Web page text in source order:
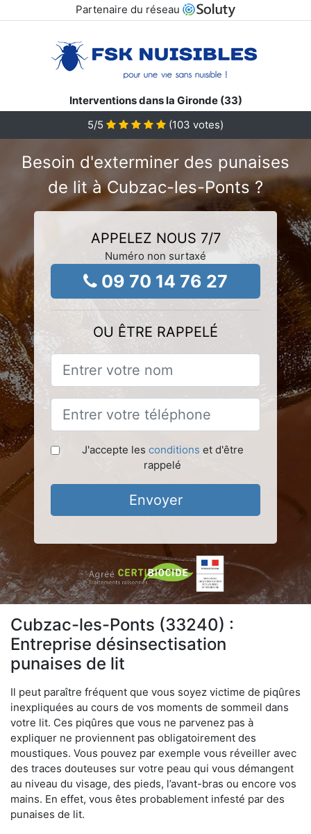
Partenaire du réseau
Interventions dans la Gironde (33)
5/5 (103 votes)
Besoin d'exterminer des punaises
de lit à Cubzac-les-Ponts ?
APPELEZ NOUS 7/7
Numéro non surtaxé
09 70 14 76 27
OU ÊTRE RAPPELÉ
J'accepte les conditions et d'être
rappelé
Envoyer
Cubzac-les-Ponts (33240) :
Entreprise désinsectisation
punaises de lit
Il peut paraître fréquent que vous soyez victime de piqûres
inexpliquées au cours de vos moments de sommeil dans
votre lit. Ces piqûres que vous ne parvenez pas à
expliquer ne proviennent pas obligatoirement des
moustiques. Vous pouvez par exemple vous réveiller avec
des traces douteuses sur votre peau qui vous démangent
au niveau du visage, des pieds, l’avant-bras ou encore vos
mains. En effet, vous êtes probablement infesté par des
punaises de lit.